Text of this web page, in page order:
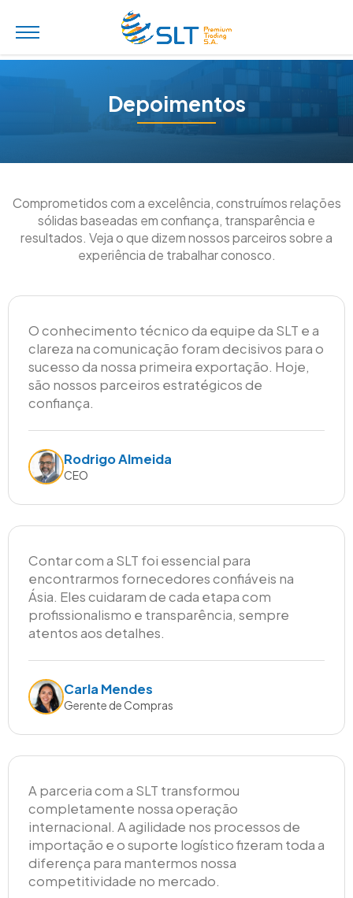
Depoimentos
Comprometidos com a excelência, construímos relações
sólidas baseadas em confiança, transparência e
resultados. Veja o que dizem nossos parceiros sobre a
experiência de trabalhar conosco.
O conhecimento técnico da equipe da SLT e a
clareza na comunicação foram decisivos para o
sucesso da nossa primeira exportação. Hoje,
são nossos parceiros estratégicos de
confiança.
Rodrigo Almeida
CEO
Contar com a SLT foi essencial para
encontrarmos fornecedores confiáveis na
Ásia. Eles cuidaram de cada etapa com
profissionalismo e transparência, sempre
atentos aos detalhes.
Carla Mendes
Gerente de Compras
A parceria com a SLT transformou
completamente nossa operação
internacional. A agilidade nos processos de
importação e o suporte logístico fizeram toda a
diferença para mantermos nossa
competitividade no mercado.